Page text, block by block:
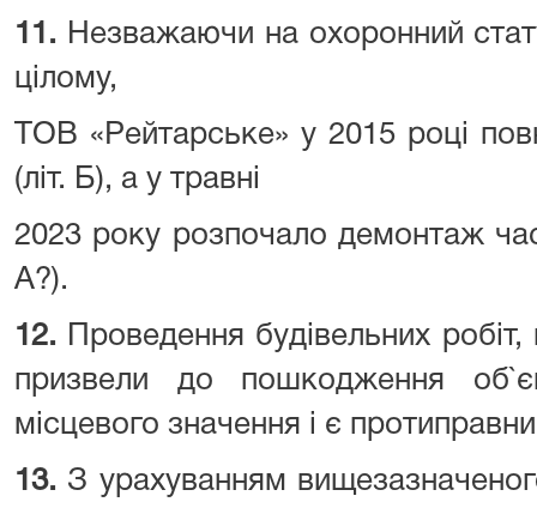
11. Незважаючи на охоронний
цілому,
ТОВ «Рейтарське» у 2015 році
(літ. Б), а у травні
2023 року розпочало демонтаж
А?).
12.
Проведення будівельних
призвели до пошкодження
місцевого значення і є
13. З урахуванням